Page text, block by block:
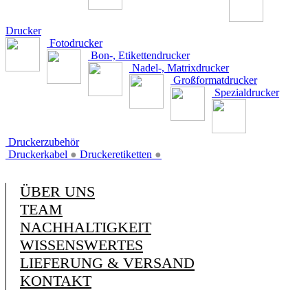
Drucker
Fotodrucker
Bon-, Etikettendrucker
Nadel-, Matrixdrucker
Großformatdrucker
Spezialdrucker
Druckerzubehör
Druckerkabel ● Druckeretiketten ●
ÜBER UNS
TEAM
NACHHALTIGKEIT
WISSENSWERTES
LIEFERUNG & VERSAND
KONTAKT